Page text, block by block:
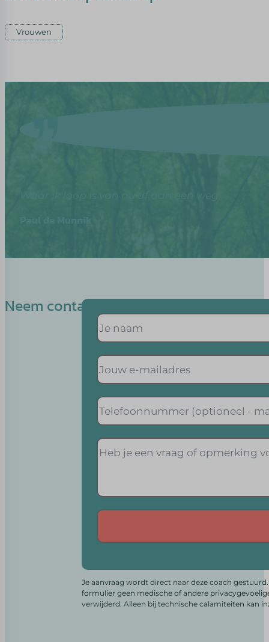
Vrouwen
Neem contact op met Monique
Je aanvraag wordt direct naar deze coach
formulier geen medische of andere
verwijderd. Alleen bij technische calamiteiten kan